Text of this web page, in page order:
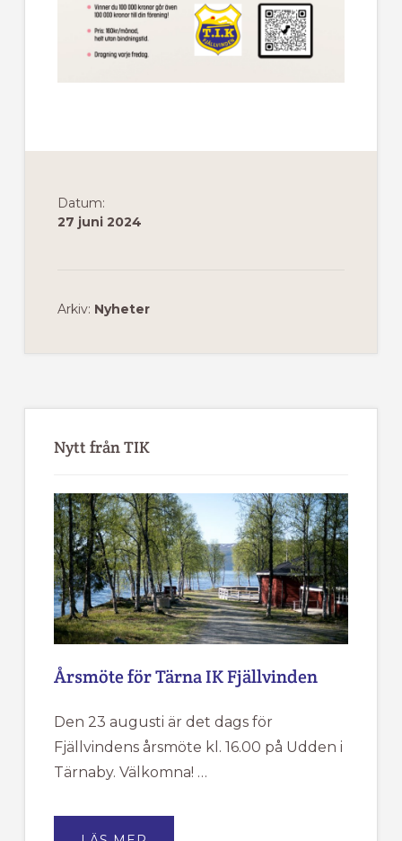
Datum:
27 juni 2024
Arkiv: Nyheter
Primärt
sidofält
Nytt från TIK
Årsmöte för Tärna IK Fjällvinden
Den 23 augusti är det dags för
Fjällvindens årsmöte kl. 16.00 på Udden i
Tärnaby. Välkomna! …